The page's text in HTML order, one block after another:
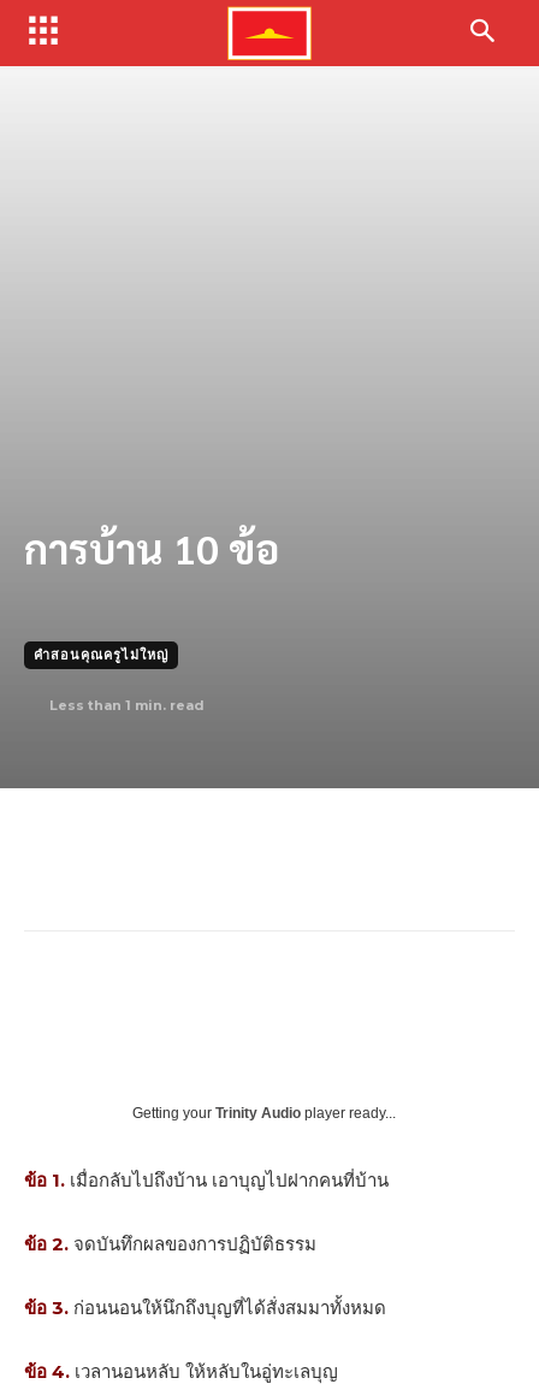
การบ้าน 10 ข้อ
คำสอนคุณครูไม่ใหญ่
Less than 1 min. read
Getting your Trinity Audio player ready...
ข้อ 1. เมื่อกลับไปถึงบ้าน เอาบุญไปฝากคนที่บ้าน
ข้อ 2. จดบันทึกผลของการปฏิบัติธรรม
ข้อ 3. ก่อนนอนให้นึกถึงบุญที่ได้สั่งสมมาทั้งหมด
ข้อ 4. เวลานอนหลับ ให้หลับในอู่ทะเลบุญ